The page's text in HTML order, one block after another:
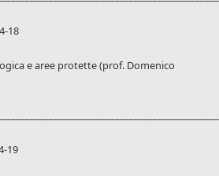
18
e aree protette (prof. Domenico
19